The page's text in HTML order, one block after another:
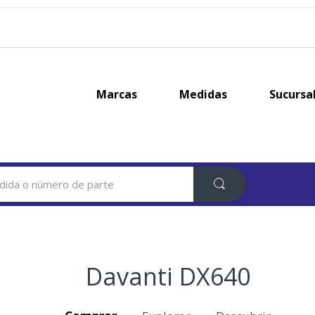
Marcas Medidas
Davanti DX640